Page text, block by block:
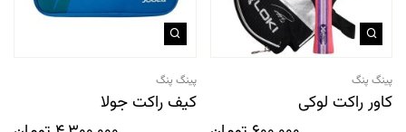
پینگ پنگ
کاور راکت لوکی
پینگ پنگ
کیف راکت جولا